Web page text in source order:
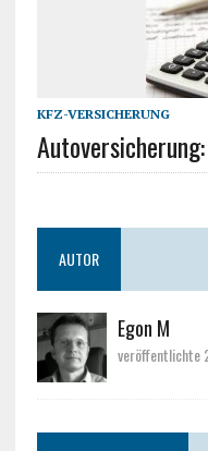
KFZ-VERSICHERUNG
AUTOR
Egon M
veröffentlichte